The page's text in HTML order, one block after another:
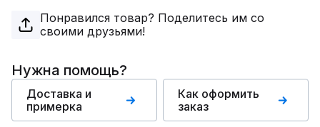
Понравился товар? Поделитесь им со
своими друзьями!
Нужна помощь?
Доставка и
примерка
Как оформить
заказ